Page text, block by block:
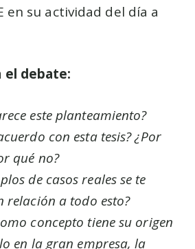
en su actividad del día a
el debate:
este planteamiento?
con esta tesis? ¿Por
qué no?
de casos reales se te
relación a todo esto?
concepto tiene su origen
en la gran empresa, la